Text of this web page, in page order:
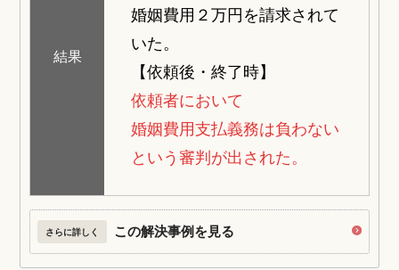
結果
婚姻費用２万円を請求されて
いた。
【依頼後・終了時】
依頼者において
婚姻費用支払義務は負わない
という審判が出された。
さらに詳しく この解決事例を見る